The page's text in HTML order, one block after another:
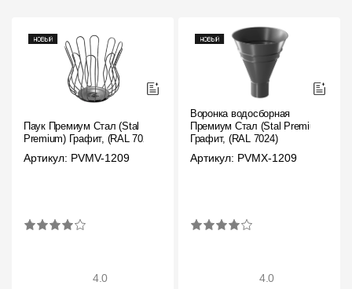
Паук Премиум Стал (Stal
Premium) Графит, (RAL 7024)
Артикул: PVMV-1209
4.0
Воронка водосборная
Премиум Стал (Stal Premium)
Графит, (RAL 7024)
Артикул: PVMX-1209
4.0